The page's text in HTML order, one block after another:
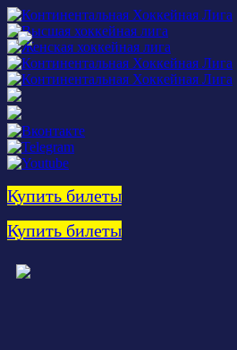
Купить билеты
Купить билеты